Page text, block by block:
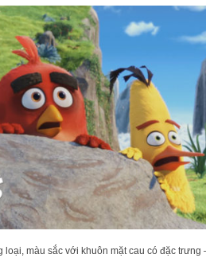
màu sắc với khuôn mặt cau có đặc trưng